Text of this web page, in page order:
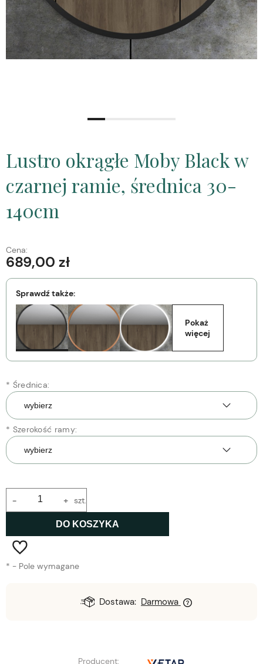
Lustro okrągłe Moby Black w
czarnej ramie, średnica 30-
140cm
Cena:
689,00 zł
Sprawdź także:
Pokaż
więcej
* Średnica:
* Szerokość ramy:
+
- szt.
DO KOSZYKA
* - Pole wymagane
Dostawa: Darmowa
Producent: